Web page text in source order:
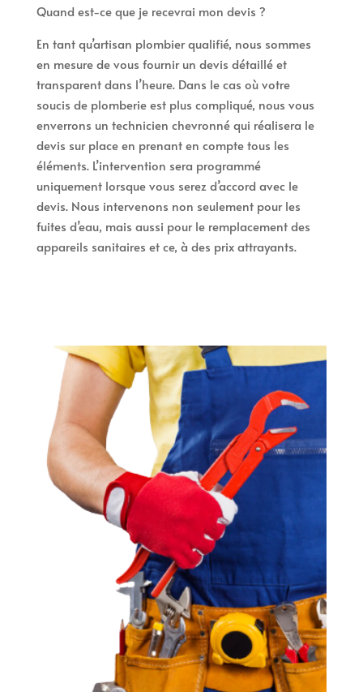
Quand est-ce que je recevrai mon devis ?
En tant qu’artisan plombier qualifié, nous sommes
en mesure de vous fournir un devis détaillé et
transparent dans l’heure. Dans le cas où votre
soucis de plomberie est plus compliqué, nous vous
enverrons un technicien chevronné qui réalisera le
devis sur place en prenant en compte tous les
éléments. L’intervention sera programmé
uniquement lorsque vous serez d’accord avec le
devis. Nous intervenons non seulement pour les
fuites d’eau, mais aussi pour le remplacement des
appareils sanitaires et ce, à des prix attrayants.